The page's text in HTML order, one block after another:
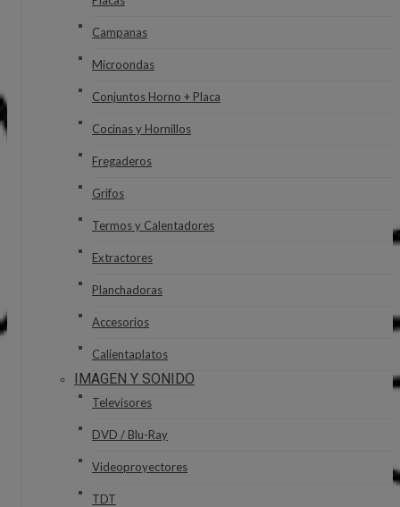
Campanas
Microondas
Conjuntos Horno + Placa
Cocinas y Hornillos
Fregaderos
Grifos
Termos y Calentadores
Extractores
Planchadoras
Accesorios
Calientaplatos
IMAGEN Y SONIDO
Televisores
DVD / Blu-Ray
Videoproyectores
TDT